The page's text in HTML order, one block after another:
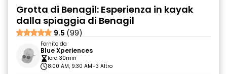
Grotta di Benagil: Esperienza in kayak
dalla spiaggia di Benagil
9.5 (99)
Fornito da
Blue Xperiences
1ora 30min
8:00 AM, 9:30 AM+3 Altro